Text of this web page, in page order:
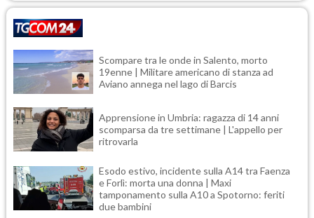
Scompare tra le onde in Salento, morto
19enne | Militare americano di stanza ad
Aviano annega nel lago di Barcis
Apprensione in Umbria: ragazza di 14 anni
scomparsa da tre settimane | L'appello per
ritrovarla
Esodo estivo, incidente sulla A14 tra Faenza
e Forlì: morta una donna | Maxi
tamponamento sulla A10 a Spotorno: feriti
due bambini